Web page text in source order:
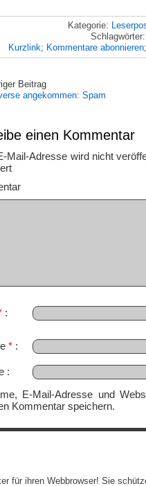
Kategorie:
Schlagwörter:
Kurzlink; Kommentare abonnieren;
Beitrag
angekommen: Spam
einen Kommentar
Mail-Adresse wird nicht
*
E-Mail-Adresse und
Kommentar speichern.
für ihren Webbrowser! Sie